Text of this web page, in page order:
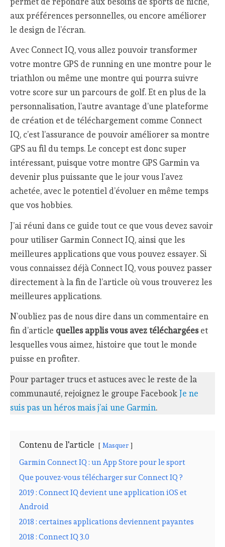
aux préférences personnelles, ou encore améliorer
le design de l’écran.
Avec Connect IQ, vous allez pouvoir transformer
votre montre GPS de running en une montre pour le
triathlon ou même une montre qui pourra suivre
votre score sur un parcours de golf. Et en plus de la
personnalisation, l’autre avantage d’une plateforme
de création et de téléchargement comme Connect
IQ, c’est l’assurance de pouvoir améliorer sa montre
GPS au fil du temps. Le concept est donc super
intéressant, puisque votre montre GPS Garmin va
devenir plus puissante que le jour vous l’avez
achetée, avec le potentiel d’évoluer en même temps
que vos hobbies.
J’ai réuni dans ce guide tout ce que vous devez savoir
pour utiliser Garmin Connect IQ, ainsi que les
meilleures applications que vous pouvez essayer. Si
vous connaissez déjà Connect IQ, vous pouvez passer
directement à la fin de l’article où vous trouverez les
meilleures applications.
N’oubliez pas de nous dire dans un commentaire en
fin d’article quelles applis vous avez téléchargéeset
lesquelles vous aimez, histoire que tout le monde
puisse en profiter.
Pour partager trucs et astuces avec le reste de la
communauté, rejoignez le groupe FacebookJe ne
suis pas un héros mais j’ai une Garmin.
Contenu de l'article Masquer
Garmin Connect IQ : un App Store pour le sport
Que pouvez-vous télécharger sur Connect IQ ?
2019 : Connect IQ devient une application iOS et
Android
2018 : certaines applications deviennent payantes
2018 : Connect IQ 3.0